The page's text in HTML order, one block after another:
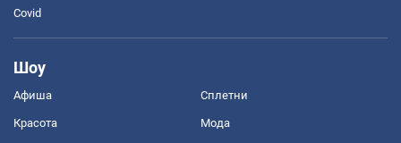
Covid
Шоу
Афиша Сплетни
Красота Мода